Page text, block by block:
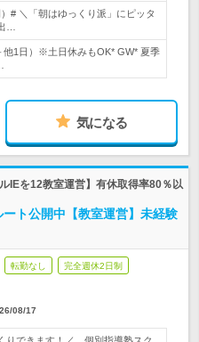
# ＼「朝はゆっくり派」にピッタ
…
他1日）※土日休みもOK* GW* 夏季
気になる
IEを12教室運営】有休取得率80％以
ト公開中【教室運営】未経験
転勤なし 完全週休2日制
08/17